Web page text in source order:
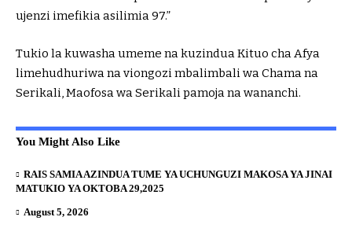
ujenzi imefikia asilimia 97.”
Tukio la kuwasha umeme na kuzindua Kituo cha Afya
limehudhuriwa na viongozi mbalimbali wa Chama na
Serikali, Maofosa wa Serikali pamoja na wananchi.
You Might Also Like
RAIS SAMIA AZINDUA TUME YA UCHUNGUZI MAKOSA YA JINAI
MATUKIO YA OKTOBA 29,2025
August 5, 2026